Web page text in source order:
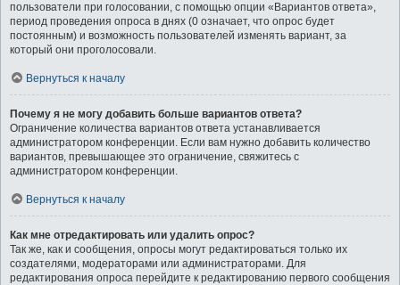
пользователи при голосовании, с помощью опции «Вариантов ответа»,
период проведения опроса в днях (0 означает, что опрос будет
постоянным) и возможность пользователей изменять вариант, за
который они проголосовали.
Вернуться к началу
Почему я не могу добавить больше вариантов ответа?
Ограничение количества вариантов ответа устанавливается
администратором конференции. Если вам нужно добавить количество
вариантов, превышающее это ограничение, свяжитесь с
администратором конференции.
Вернуться к началу
Как мне отредактировать или удалить опрос?
Так же, как и сообщения, опросы могут редактироваться только их
создателями, модераторами или администраторами. Для
редактирования опроса перейдите к редактированию первого сообщения